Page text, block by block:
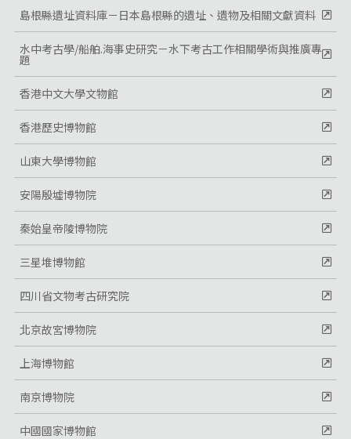
島根縣遺址資料庫－日本島根縣的遺址、遺物及相關文獻資料
水中考古學/船舶.海事史研究－水下考古工作相關學術與推廣專
題
香港中文大學文物館
香港歷史博物館
山東大學博物館
安陽殷墟博物院
秦始皇帝陵博物院
三星堆博物館
四川省文物考古研究院
北京故宮博物院
上海博物館
南京博物院
中國國家博物館